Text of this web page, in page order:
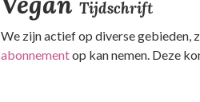
Tijdschrift
We zijn actief op diverse gebieden,
abonnementop kan nemen. Deze